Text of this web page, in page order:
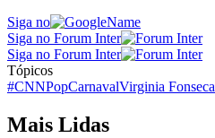
Siga no
Siga no Forum Inter
Siga no Forum Inter
Tópicos
#CNNPopCarnavalVirginia Fonseca
Mais Lidas